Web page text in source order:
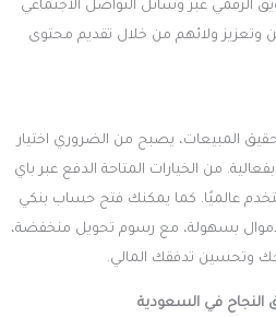
الرقمي عبر وسائل التواصل الاجتماعي
وتعزيز ولائهم من خلال تقديم محتوى
المبيعات، يصبح من الضروري اختيار
من الخيارات المتاحة الدفع عبر باي
عالميًا. كما يمكنك فتح حساب بنكي
بسهولة، مع رسوم تحويل منخفضة،
وتحسين تدفقك المالي.
النجاح في السعودية